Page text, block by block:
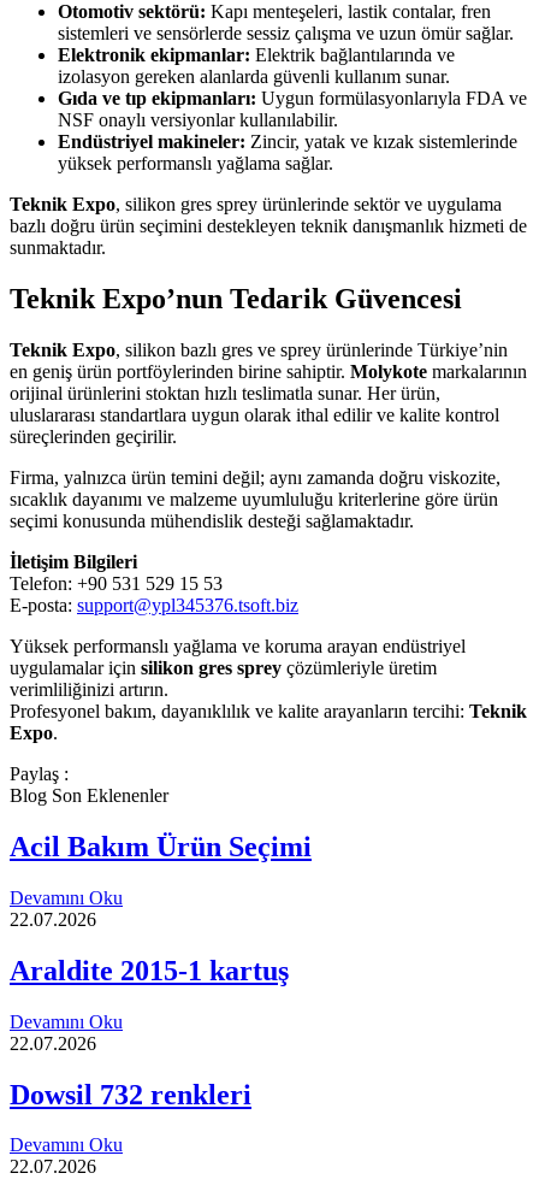
Otomotiv sektörü: Kapı menteşeleri, lastik contalar, fren
sistemleri ve sensörlerde sessiz çalışma ve uzun ömür sağlar.
Elektronik ekipmanlar: Elektrik bağlantılarında ve
izolasyon gereken alanlarda güvenli kullanım sunar.
Gıda ve tıp ekipmanları: Uygun formülasyonlarıyla FDA ve
NSF onaylı versiyonlar kullanılabilir.
Endüstriyel makineler: Zincir, yatak ve kızak sistemlerinde
yüksek performanslı yağlama sağlar.
Teknik Expo, silikon gres sprey ürünlerinde sektör ve uygulama
bazlı doğru ürün seçimini destekleyen teknik danışmanlık hizmeti de
sunmaktadır.
Teknik Expo’nun Tedarik Güvencesi
Teknik Expo, silikon bazlı gres ve sprey ürünlerinde Türkiye’nin
en geniş ürün portföylerinden birine sahiptir. Molykote markalarının
orijinal ürünlerini stoktan hızlı teslimatla sunar. Her ürün,
uluslararası standartlara uygun olarak ithal edilir ve kalite kontrol
süreçlerinden geçirilir.
Firma, yalnızca ürün temini değil; aynı zamanda doğru viskozite,
sıcaklık dayanımı ve malzeme uyumluluğu kriterlerine göre ürün
seçimi konusunda mühendislik desteği sağlamaktadır.
İletişim Bilgileri
Telefon: +90 531 529 15 53
E-posta: support@ypl345376.tsoft.biz
Yüksek performanslı yağlama ve koruma arayan endüstriyel
uygulamalar için silikon gres sprey çözümleriyle üretim
verimliliğinizi artırın.
Profesyonel bakım, dayanıklılık ve kalite arayanların tercihi: Teknik
Expo.
Paylaş :
Blog Son Eklenenler
Acil Bakım Ürün Seçimi
Devamını Oku
22.07.2026
Araldite 2015-1 kartuş
Devamını Oku
22.07.2026
Dowsil 732 renkleri
Devamını Oku
22.07.2026